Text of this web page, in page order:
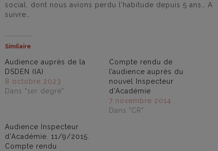
social, dont nous avions perdu l’habitude depuis 5 ans… A
suivre…
Similaire
Audience auprès de la
DSDEN (IA)
8 octobre 2023
Dans "1er degré"
Compte rendu de
l’audience auprès du
nouvel Inspecteur
d’Académie
7 novembre 2014
Dans "CR"
Audience Inspecteur
d’Académie. 11/9/2015.
Compte rendu